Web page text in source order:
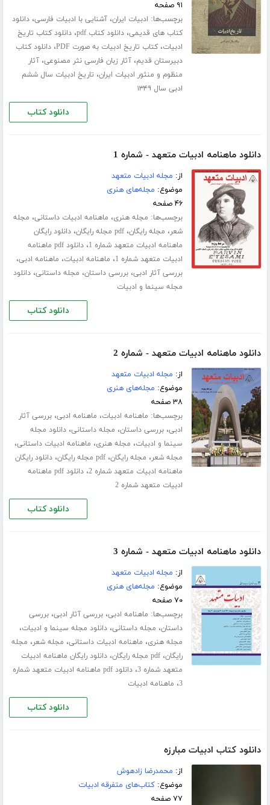
۹۱ صفحه
برچسب‌ها: ادبیات ایران،آشنایی با ادبیات فارسی،دانلود
کتاب های قدیمی،دانلود کتاب pdf ،دانلود کتاب تاریخ
ادبیات،کتاب تاریخ ادبیات به صورت PDF ،دانلود کتاب
دبیرستان قدیم،آثار زبان فارسی نثر مصنوعی،آثار
منظوم و منثور ادبیات ایران، تاریخ ادبیات سال ششم
ادبی سال ۱۳۴۹
دانلود کتاب
دانلود ماهنامه ادبیات متعهد - شماره 1
از: مجله ادبیات متعهد
موضوع: مجله‌های هنری
۴۶ صفحه
برچسب‌ها: مجله هنری، ماهنامه ادبیات داستانی، مجله
شعر، مجله رایگان،pdf مجله رایگان ،دانلود رایگان
ماهنامه ادبیات متعهد شماره 1
،
دانلود pdf ماهنامه
ادبیات متعهد شماره 1
، ماهنامه ادبیات، ماهنامه ادبی،
بررسی آثار ادبی،بررسی داستان، مجله داستانی،دانلود
مجله سینما و ادبیات
دانلود کتاب
دانلود ماهنامه ادبیات متعهد - شماره 2
از: مجله ادبیات متعهد
موضوع: مجله‌های هنری
۳۸ صفحه
برچسب‌ها: ماهنامه ادبیات، ماهنامه ادبی،بررسی آثار
ادبی،بررسی داستان، مجله داستانی،دانلود مجله
سینما و ادبیات، مجله هنری، ماهنامه ادبیات داستانی،
مجله شعر، مجله رایگان،pdf مجله رایگان ،دانلود رایگان
ماهنامه ادبیات متعهد شماره 2 ،
دانلود pdf ماهنامه
ادبیات متعهد شماره 2
دانلود کتاب
دانلود ماهنامه ادبیات متعهد - شماره 3
از: مجله ادبیات متعهد
موضوع: مجله‌های هنری
۷۰ صفحه
برچسب‌ها: ماهنامه ادبی،بررسی آثار ادبی،بررسی
داستان، مجله داستانی،دانلود مجله سینما و ادبیات،
مجله هنری، ماهنامه ادبیات داستانی، مجله شعر، مجله
رایگان،pdf مجله رایگان ،دانلود رایگان ماهنامه ادبیات
متعهد شماره 3 ،
دانلود pdf ماهنامه ادبیات متعهد شماره
3، ماهنامه ادبیات
دانلود کتاب
دانلود کتاب ادبیات مبارزه
از: محمدرضا زادهوش
موضوع:کتاب‌های متفرقه ادبیات
۷۷ صفحه